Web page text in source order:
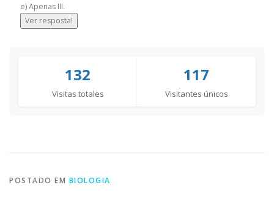
e) Apenas III.
Ver resposta!
132
Visitas totales
117
Visitantes únicos
POSTADO EM BIOLOGIA